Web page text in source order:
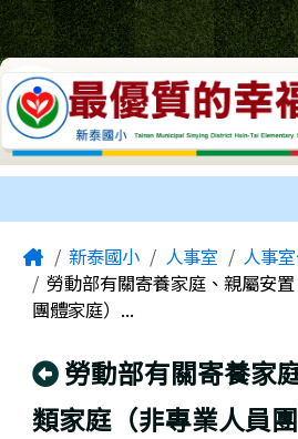
跳至主內容區
臺南市新泰國小網站
導覽列
Home新泰國小 人事室
人事
勞動部有關寄養家庭、親屬安
團體家庭）...
回上頁
勞動部有關寄養家
類家庭（非專業人員